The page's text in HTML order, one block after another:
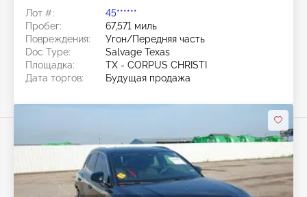
Лот #:
45******
Пробег:
67,571 миль
Повреждения:
Угон/Передняя часть
Doc Type:
Salvage Texas
Площадка:
TX - CORPUS CHRISTI
Дата торгов:
Будущая продажа